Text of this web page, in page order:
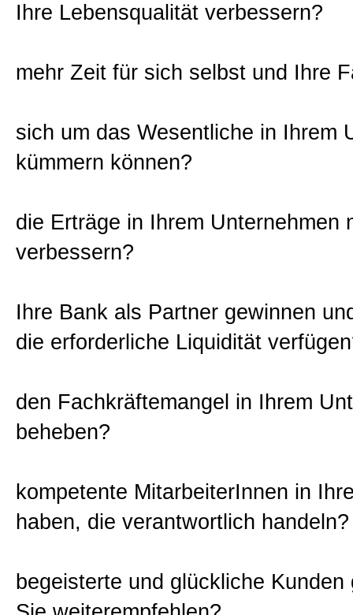
Ihre Lebensqualität verbessern?
mehr Zeit für sich selbst und Ihre
sich um das Wesentliche in Ihrem
kümmern können?
die Erträge in Ihrem Unternehmen
verbessern?
Ihre Bank als Partner gewinnen
die erforderliche Liquidität
den Fachkräftemangel in Ihrem
beheben?
kompetente MitarbeiterInnen in
haben, die verantwortlich handeln?
begeisterte und glückliche Kunden